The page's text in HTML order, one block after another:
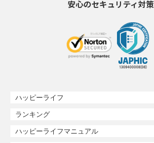
安心のセキュリティ対策
ハッピーライフ
ランキング
ハッピーライフマニュアル